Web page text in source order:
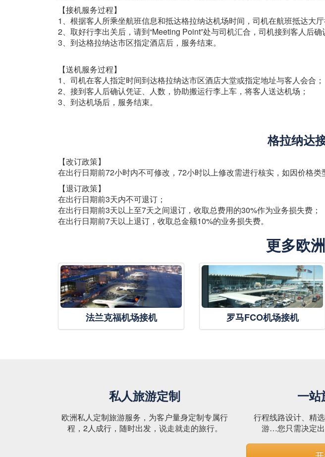
【接机服务过程】
1、根据客人所乘坐航班信息和抵达格拉纳达机场时间，司机在航班抵达大
2、取好行李出关后，请到“Meeting Point”处与司机汇合，司机接到客人后
3、到达格拉纳达市区指定酒店后，服务结束。
【送机服务过程】
1、司机在客人指定时间到达格拉纳达市区酒店大堂或指定地址与客人会合；
2、接到客人后确认凭证、人数，协助搬运行李上车，将客人送达机场；
3、到达机场后，服务结束。
格拉纳达
【改订政策】
在出行日期前72小时内不可修改，72小时以上修改需进行核实，如因价格类
【退订政策】
在出行日期前3天内不可退订；
在出行日期前3天以上至7天之间退订，收取总费用的30%作为业务损失费；
在出行日期前7天以上退订，收取总金额10%的业务损失费。
更多欧
法兰克福机场接机 罗马FCO机场接机
私人旅游定制
欧洲私人定制旅游服务，为客户量身定制专属行
程，2人成行，随时出发，说走就走的旅行。
一站
行程线路设计、精
游…您只需决定出